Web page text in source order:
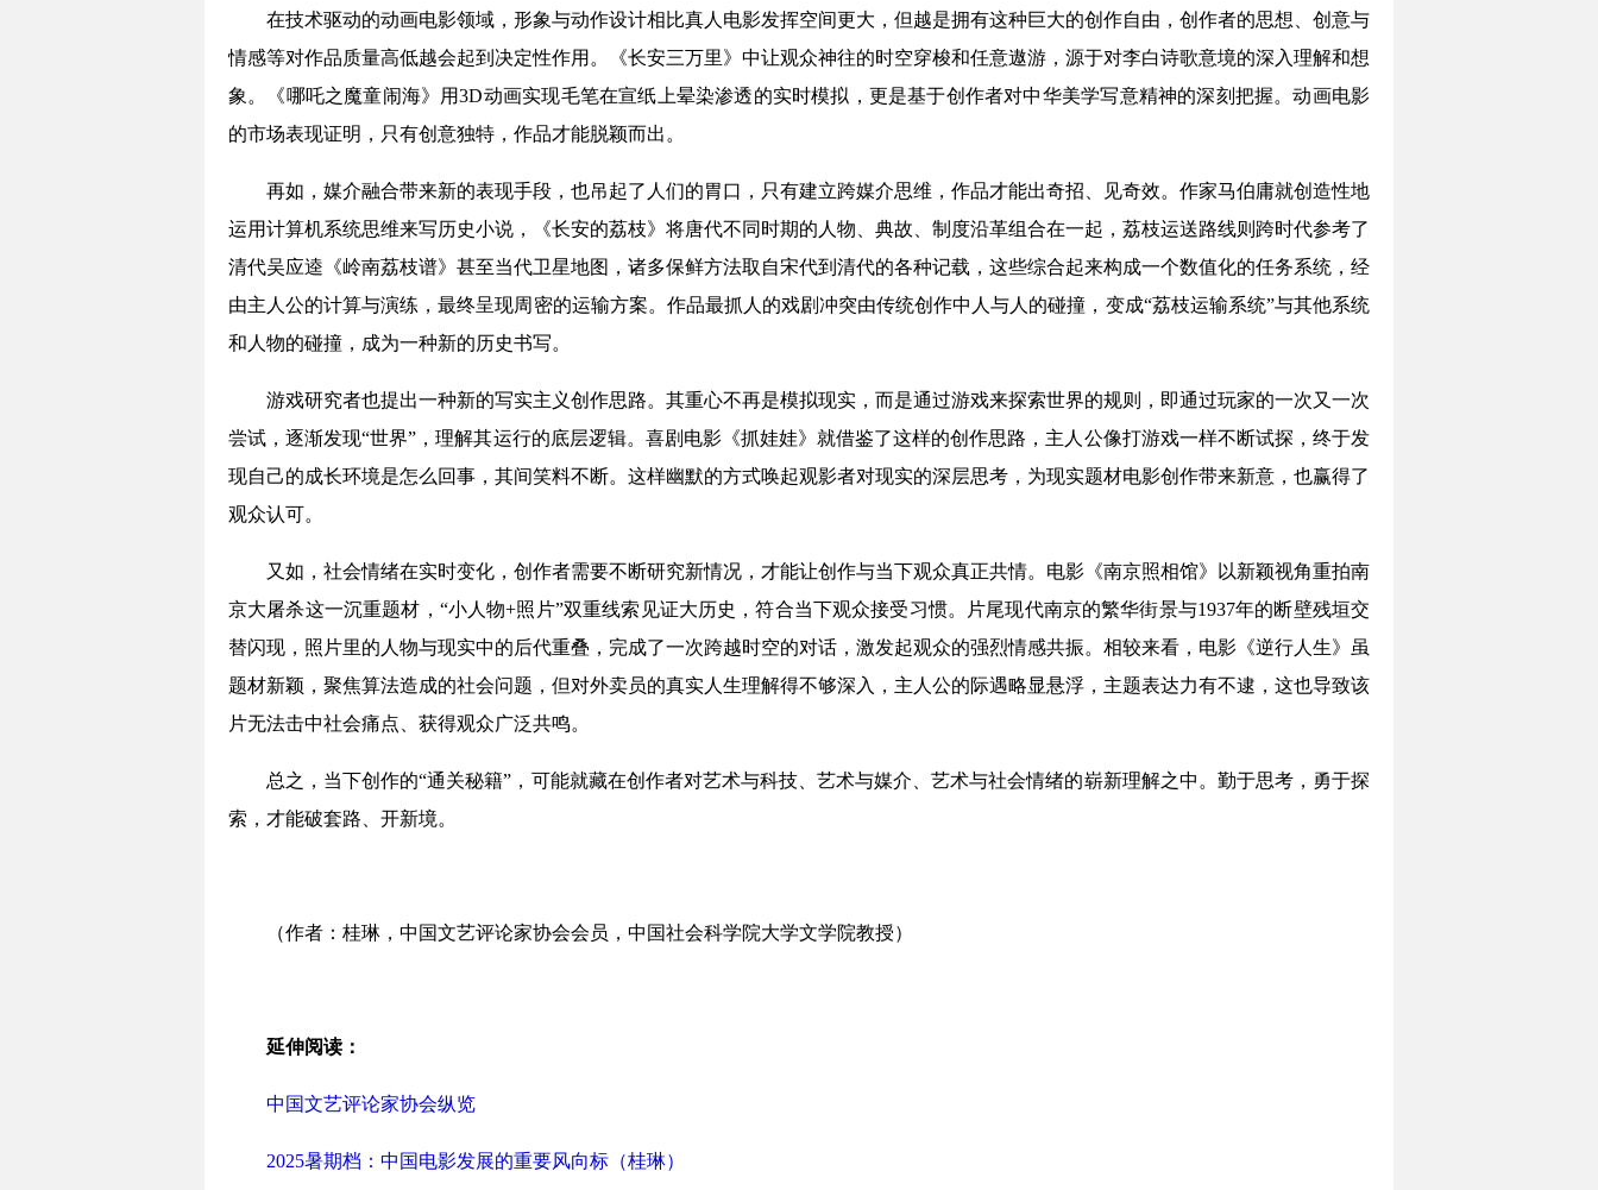
在技术驱动的动画电影领域，形象与动作设计相比真人电影发挥空间更大，但越是拥有这种巨大的创作自由，创作者的思想、创意与
情感等对作品质量高低越会起到决定性作用。《长安三万里》中让观众神往的时空穿梭和任意遨游，源于对李白诗歌意境的深入理解和想
象。《哪吒之魔童闹海》用3D动画实现毛笔在宣纸上晕染渗透的实时模拟，更是基于创作者对中华美学写意精神的深刻把握。动画电影
的市场表现证明，只有创意独特，作品才能脱颖而出。
再如，媒介融合带来新的表现手段，也吊起了人们的胃口，只有建立跨媒介思维，作品才能出奇招、见奇效。作家马伯庸就创造性地
运用计算机系统思维来写历史小说，《长安的荔枝》将唐代不同时期的人物、典故、制度沿革组合在一起，荔枝运送路线则跨时代参考了
清代吴应逵《岭南荔枝谱》甚至当代卫星地图，诸多保鲜方法取自宋代到清代的各种记载，这些综合起来构成一个数值化的任务系统，经
由主人公的计算与演练，最终呈现周密的运输方案。作品最抓人的戏剧冲突由传统创作中人与人的碰撞，变成“荔枝运输系统”与其他系统
和人物的碰撞，成为一种新的历史书写。
游戏研究者也提出一种新的写实主义创作思路。其重心不再是模拟现实，而是通过游戏来探索世界的规则，即通过玩家的一次又一次
尝试，逐渐发现“世界”，理解其运行的底层逻辑。喜剧电影《抓娃娃》就借鉴了这样的创作思路，主人公像打游戏一样不断试探，终于发
现自己的成长环境是怎么回事，其间笑料不断。这样幽默的方式唤起观影者对现实的深层思考，为现实题材电影创作带来新意，也赢得了
观众认可。
又如，社会情绪在实时变化，创作者需要不断研究新情况，才能让创作与当下观众真正共情。电影《南京照相馆》以新颖视角重拍南
京大屠杀这一沉重题材，“小人物+照片”双重线索见证大历史，符合当下观众接受习惯。片尾现代南京的繁华街景与1937年的断壁残垣交
替闪现，照片里的人物与现实中的后代重叠，完成了一次跨越时空的对话，激发起观众的强烈情感共振。相较来看，电影《逆行人生》虽
题材新颖，聚焦算法造成的社会问题，但对外卖员的真实人生理解得不够深入，主人公的际遇略显悬浮，主题表达力有不逮，这也导致该
片无法击中社会痛点、获得观众广泛共鸣。
总之，当下创作的“通关秘籍”，可能就藏在创作者对艺术与科技、艺术与媒介、艺术与社会情绪的崭新理解之中。勤于思考，勇于探
索，才能破套路、开新境。
（作者：桂琳，中国文艺评论家协会会员，中国社会科学院大学文学院教授）
延伸阅读：
中国文艺评论家协会纵览
2025暑期档：中国电影发展的重要风向标（桂琳）